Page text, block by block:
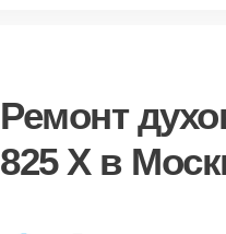
Ремонт
825 Xв